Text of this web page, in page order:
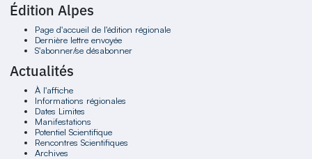
Édition Alpes
Page d'accueil de l'édition régionale
Dernière lettre envoyée
S'abonner/se désabonner
Actualités
À l'affiche
Informations régionales
Dates Limites
Manifestations
Potentiel Scientifique
Rencontres Scientifiques
Archives